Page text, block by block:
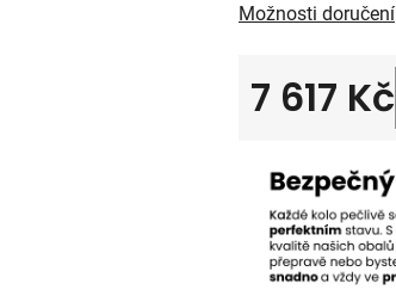
Možnosti doručení
7 617 Kč